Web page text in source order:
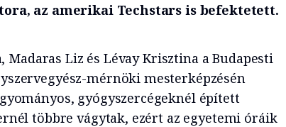
az amerikai Techstars is befektetett.
Liz és Lévay Krisztina a Budapesti
mérnöki mesterképzésén
gyógyszercégeknél épített
többre vágytak, ezért az egyetemi óráik